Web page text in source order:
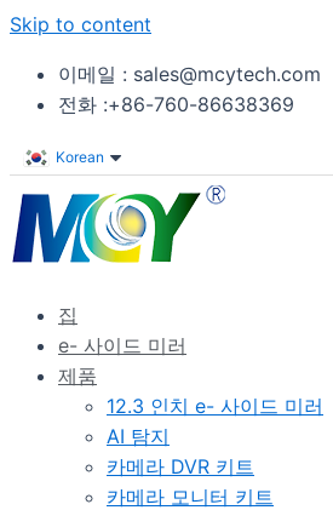
Skip to content
이메일 : sales@mcytech.com
전화 :+86-760-86638369
Korean
집
e- 사이드 미러
제품
12.3 인치 e- 사이드 미러
AI 탐지
카메라 DVR 키트
카메라 모니터 키트